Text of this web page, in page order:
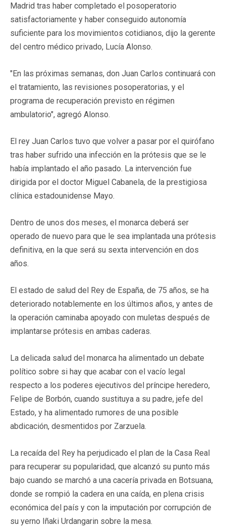
Madrid tras haber completado el posoperatorio
satisfactoriamente y haber conseguido autonomía
suficiente para los movimientos cotidianos, dijo la gerente
del centro médico privado, Lucía Alonso.
"En las próximas semanas, don Juan Carlos continuará con
el tratamiento, las revisiones posoperatorias, y el
programa de recuperación previsto en régimen
ambulatorio", agregó Alonso.
El rey Juan Carlos tuvo que volver a pasar por el quirófano
tras haber sufrido una infección en la prótesis que se le
había implantado el año pasado. La intervención fue
dirigida por el doctor Miguel Cabanela, de la prestigiosa
clínica estadounidense Mayo.
Dentro de unos dos meses, el monarca deberá ser
operado de nuevo para que le sea implantada una prótesis
definitiva, en la que será su sexta intervención en dos
años.
El estado de salud del Rey de España, de 75 años, se ha
deteriorado notablemente en los últimos años, y antes de
la operación caminaba apoyado con muletas después de
implantarse prótesis en ambas caderas.
La delicada salud del monarca ha alimentado un debate
político sobre si hay que acabar con el vacío legal
respecto a los poderes ejecutivos del príncipe heredero,
Felipe de Borbón, cuando sustituya a su padre, jefe del
Estado, y ha alimentado rumores de una posible
abdicación, desmentidos por Zarzuela.
La recaída del Rey ha perjudicado el plan de la Casa Real
para recuperar su popularidad, que alcanzó su punto más
bajo cuando se marchó a una cacería privada en Botsuana,
donde se rompió la cadera en una caída, en plena crisis
económica del país y con la imputación por corrupción de
su yerno Iñaki Urdangarin sobre la mesa.